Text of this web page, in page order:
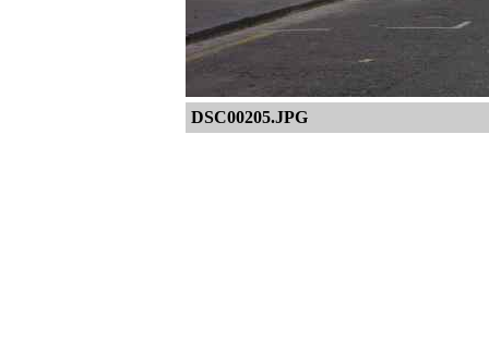
DSC00205.JPG